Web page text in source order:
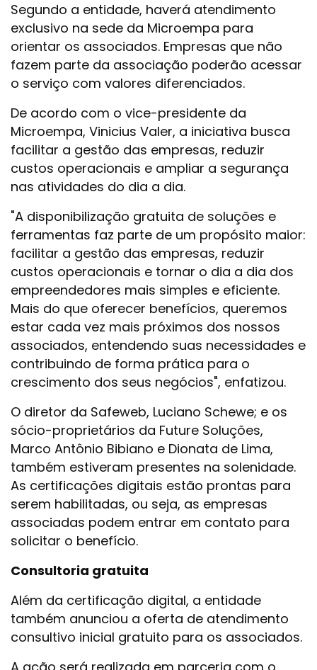
Segundo a entidade, haverá atendimento
exclusivo na sede da Microempa para
orientar os associados. Empresas que não
fazem parte da associação poderão acessar
o serviço com valores diferenciados.
De acordo com o vice-presidente da
Microempa, Vinicius Valer, a iniciativa busca
facilitar a gestão das empresas, reduzir
custos operacionais e ampliar a segurança
nas atividades do dia a dia.
"A disponibilização gratuita de soluções e
ferramentas faz parte de um propósito maior:
facilitar a gestão das empresas, reduzir
custos operacionais e tornar o dia a dia dos
empreendedores mais simples e eficiente.
Mais do que oferecer benefícios, queremos
estar cada vez mais próximos dos nossos
associados, entendendo suas necessidades e
contribuindo de forma prática para o
crescimento dos seus negócios", enfatizou.
O diretor da Safeweb, Luciano Schewe; e os
sócio-proprietários da Future Soluções,
Marco Antônio Bibiano e Dionata de Lima,
também estiveram presentes na solenidade.
As certificações digitais estão prontas para
serem habilitadas, ou seja, as empresas
associadas podem entrar em contato para
solicitar o benefício.
Consultoria gratuita
Além da certificação digital, a entidade
também anunciou a oferta de atendimento
consultivo inicial gratuito para os associados.